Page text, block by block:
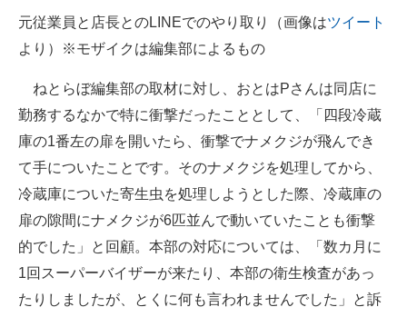
元従業員と店長とのLINEでのやり取り（画像はツイート
より）※モザイクは編集部によるもの
ねとらぼ編集部の取材に対し、おとはPさんは同店に
勤務するなかで特に衝撃だったこととして、「四段冷蔵
庫の1番左の扉を開いたら、衝撃でナメクジが飛んでき
て手についたことです。そのナメクジを処理してから、
冷蔵庫についた寄生虫を処理しようとした際、冷蔵庫の
扉の隙間にナメクジが6匹並んで動いていたことも衝撃
的でした」と回顧。本部の対応については、「数カ月に
1回スーパーバイザーが来たり、本部の衛生検査があっ
たりしましたが、とくに何も言われませんでした」と訴